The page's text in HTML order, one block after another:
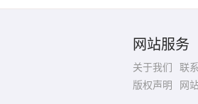
网站服务
关于我们 联
版权声明
网